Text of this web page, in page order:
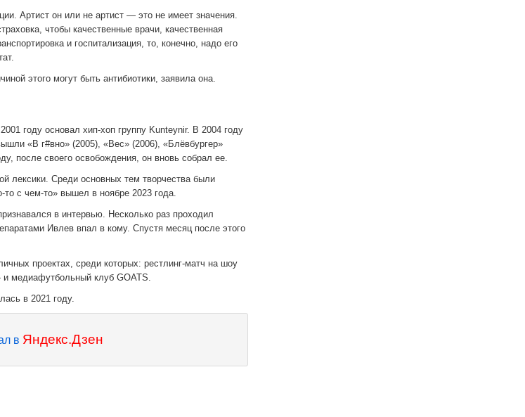
Артист он или не артист — это не имеет значения.
чтобы качественные врачи, качественная
и госпитализация, то, конечно, надо его
этого могут быть антибиотики, заявила она.
году основал хип-хоп группу Kunteynir. В 2004 году
«В г#вно» (2005), «Вес» (2006), «Блёвбургер»
после своего освобождения, он вновь собрал ее.
лексики. Среди основных тем творчества были
с чем-то» вышел в ноябре 2023 года.
в интервью. Несколько раз проходил
Ивлев впал в кому. Спустя месяц после этого
проектах, среди которых: рестлинг-матч на шоу
медиафутбольный клуб GOATS.
в 2021 году.
в Яндекс.Дзен